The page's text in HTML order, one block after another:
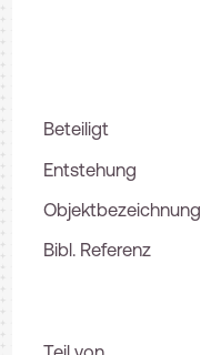
Beteiligt
Entstehung
Objektbezeichnung
Bibl. Referenz